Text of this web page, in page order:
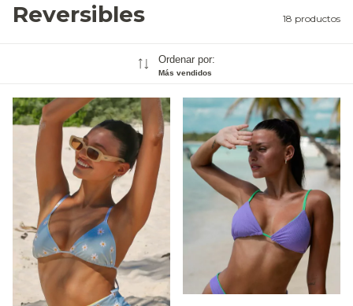
Reversibles 18 productos
Ordenar por:
Más vendidos